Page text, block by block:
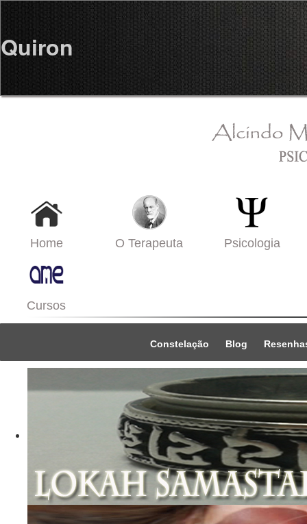
Quiron
Home O Terapeuta Psicologia
Cursos
Constelação Blog